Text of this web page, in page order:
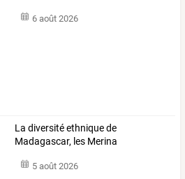
6 août 2026
La diversité ethnique de
Madagascar, les Merina
5 août 2026